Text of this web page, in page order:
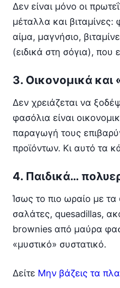
Δεν είναι μόνο οι
μέταλλα και
αίμα, μαγνήσιο,
(ειδικά στη σόγια), που
3. Οικονομικά και
Δεν χρειάζεται να
φασόλια είναι
παραγωγή τους
προϊόντων. Κι αυτό τα
4. Παιδικά…
Ίσως το πιο ωραίο με
σαλάτες, quesadillas,
brownies από μαύρα
«μυστικό» συστατικό.
Δείτε Μην βάζεις τα